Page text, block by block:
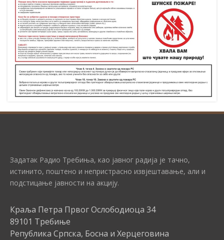
Задатак Радио Требиња, као јавног радија је тачно,
истинито, поштено и непристрасно извјештавање, али и
подстицање јавности на акцију.
Краља Петра Првог Ослободиоца 34
89101 Требиње
Република Српска, Босна и Херцеговина